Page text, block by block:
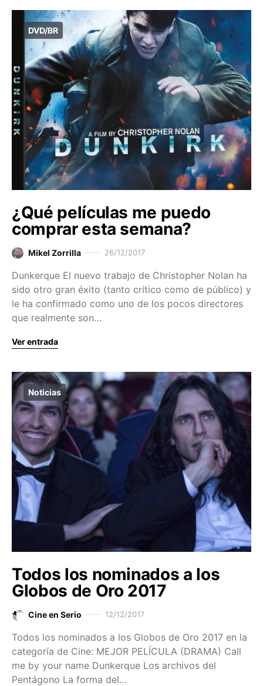
DVD/BR
¿Qué películas me puedo
comprar esta semana?
Mikel Zorrilla 26/12/2017
Dunkerque El nuevo trabajo de Christopher Nolan ha
sido otro gran éxito (tanto crítico como de público) y
le ha confirmado como uno de los pocos directores
que realmente son…
Ver entrada
Noticias
Todos los nominados a los
Globos de Oro 2017
Cine en Serio 12/12/2017
Todos los nominados a los Globos de Oro 2017 en la
categoría de Cine: MEJOR PELÍCULA (DRAMA) Call
me by your name Dunkerque Los archivos del
Pentágono La forma del…